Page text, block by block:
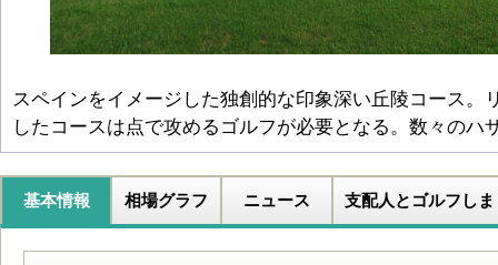
スペインをイメージした独創的な印象深い丘陵コース。
したコースは点で攻めるゴルフが必要となる。数々のハ
基本情報 相場グラフ ニュース 支配人とゴルフしま